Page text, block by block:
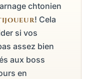
chtonien
! Cela
si vos
assez bien
aux boss
en